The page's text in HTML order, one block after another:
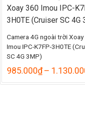
Camera 4G ngoài trời
Imou IPC-K7FP-3H0TE
SC 4G 3MP)
985.000₫–